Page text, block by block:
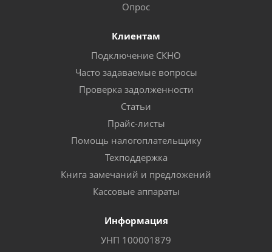
Опрос
Клиентам
Подключение СКНО
Часто задаваемые вопросы
Проверка задолженности
Статьи
Прайс-листы
Помощь налогоплательщику
Техподдержка
Книга замечаний и предложений
Кассовые аппараты
Информация
УНП 100001879